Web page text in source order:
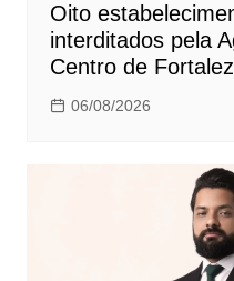
Oito
interditados pela
Centro de
06/08/2026